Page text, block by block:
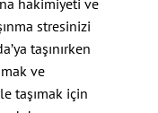
hakimiyeti ve
stresinizi
taşınırken
ve
taşımak için